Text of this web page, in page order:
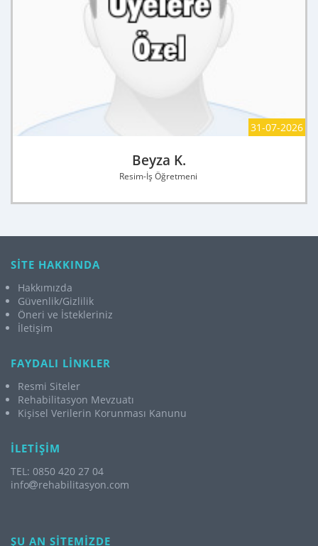
31-07-2026
Beyza K.
Resim-İş Öğretmeni
SİTE HAKKINDA
Hakkımızda
Güvenlik/Gizlilik
Öneri ve İstekleriniz
İletişim
FAYDALI LİNKLER
Resmi Siteler
Rehabilitasyon Mevzuatı
Kişisel Verilerin Korunması Kanunu
İLETİŞİM
TEL: 0850 420 27 04
info
rehabilitasyon.com
ŞU AN SİTEMİZDE